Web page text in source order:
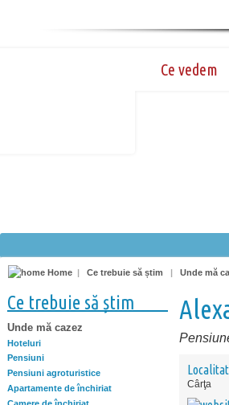
Ce vedem
Home | Ce trebuie să știm | Unde mă
Ce trebuie să știm
Unde mă cazez
Hoteluri
Pensiuni
Pensiuni agroturistice
Apartamente de închiriat
Cârţa